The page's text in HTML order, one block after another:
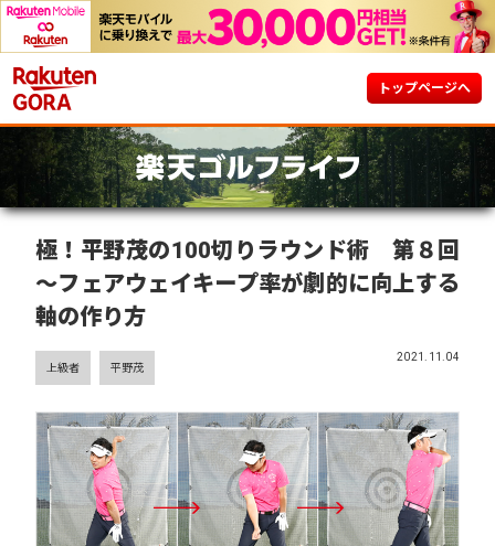
トップページへ
極！平野茂の100切りラウンド術 第８回
～フェアウェイキープ率が劇的に向上する
軸の作り方
2021.11.04
上級者
平野茂